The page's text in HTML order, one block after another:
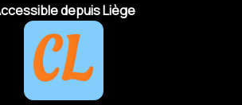
depuis Liège